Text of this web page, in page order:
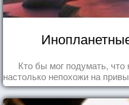
Кто бы мог подумать,
настолько непохожи на
что кажутся и